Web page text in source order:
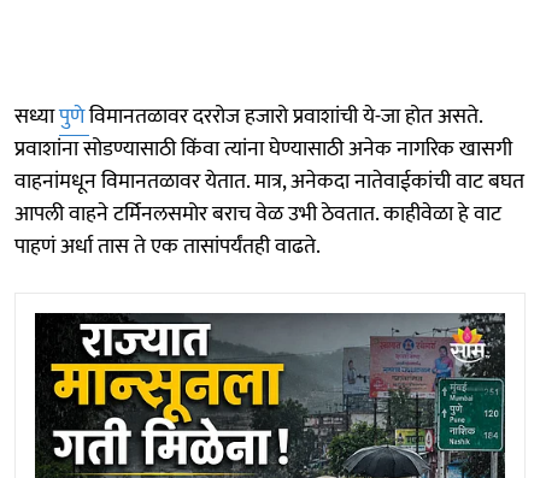
सध्यापुणेविमानतळावर दररोज हजारो प्रवाशांची ये-जा होत असते.
प्रवाशांना सोडण्यासाठी किंवा त्यांना घेण्यासाठी अनेक नागरिक खासगी
वाहनांमधून विमानतळावर येतात. मात्र, अनेकदा नातेवाईकांची वाट बघत
आपली वाहने टर्मिनलसमोर बराच वेळ उभी ठेवतात. काहीवेळा हे वाट
पाहणं अर्धा तास ते एक तासांपर्यंतही वाढते.